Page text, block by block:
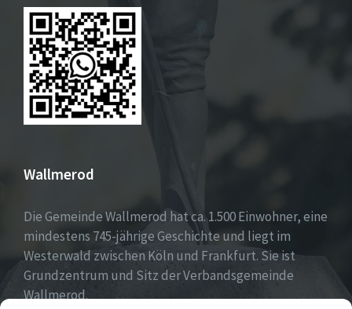
Wallmerod
Die Gemeinde Wallmerod hat ca. 1.500 Einwohner, eine
mindestens 745-jährige Geschichte und liegt im
Westerwald zwischen Köln und Frankfurt. Sie ist
Grundzentrum und Sitz der Verbandsgemeinde
Wallmerod.